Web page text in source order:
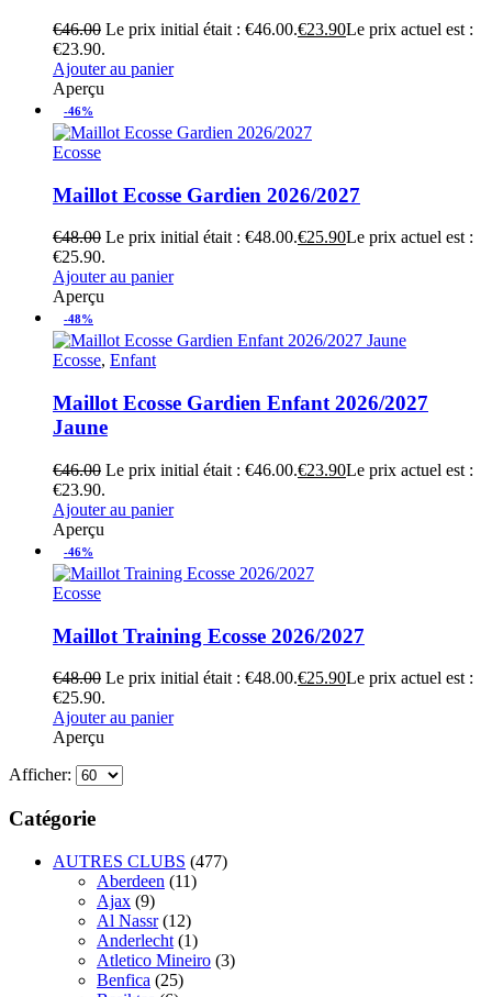
€46.00 Le prix initial était : €46.00.€23.90Le prix actuel est :
€23.90.
Ajouter au panier
Aperçu
-46%
Ecosse
Maillot Ecosse Gardien 2026/2027
€48.00 Le prix initial était : €48.00.€25.90Le prix actuel est :
€25.90.
Ajouter au panier
Aperçu
-48%
Ecosse, Enfant
Maillot Ecosse Gardien Enfant 2026/2027
Jaune
€46.00 Le prix initial était : €46.00.€23.90Le prix actuel est :
€23.90.
Ajouter au panier
Aperçu
-46%
Ecosse
Maillot Training Ecosse 2026/2027
€48.00 Le prix initial était : €48.00.€25.90Le prix actuel est :
€25.90.
Ajouter au panier
Aperçu
Afficher:
Catégorie
AUTRES CLUBS (477)
Aberdeen (11)
Ajax (9)
Al Nassr (12)
Anderlecht (1)
Atletico Mineiro (3)
Benfica (25)